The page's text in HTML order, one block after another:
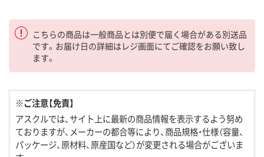
こちらの商品は一般商品とは別便で届く場合がある別送品
です。お届け日の詳細はレジ画面にてご確認をお願い致し
ます。
※ご注意【免責】
アスクルでは、サイト上に最新の商品情報を表示するよう努め
ておりますが、メーカーの都合等により、商品規格・仕様（容量、
パッケージ、原材料、原産国など）が変更される場合がございま